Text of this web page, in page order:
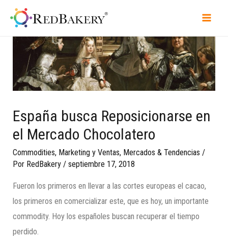
España busca Reposicionarse en
el Mercado Chocolatero
Commodities, Marketing y Ventas, Mercados & Tendencias /
Por RedBakery /septiembre 17, 2018
Fueron los primeros en llevar a las cortes europeas el cacao,
los primeros en comercializar este, que es hoy, un importante
commodity. Hoy los españoles buscan recuperar el tiempo
perdido.